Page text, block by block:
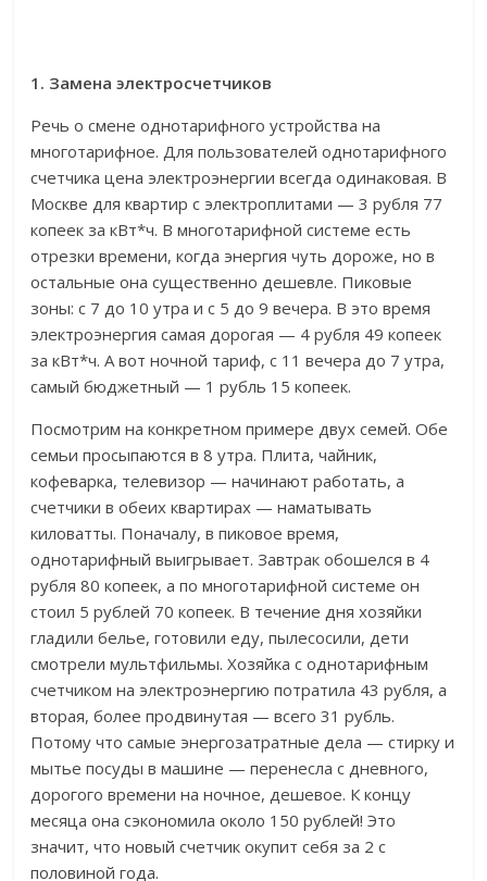
1. Замена электросчетчиков
Речь о смене однотарифного устройства на
многотарифное. Для пользователей однотарифного
счетчика цена электроэнергии всегда одинаковая. В
Москве для квартир с электроплитами — 3 рубля 77
копеек за кВт*ч. В многотарифной системе есть
отрезки времени, когда энергия чуть дороже, но в
остальные она существенно дешевле. Пиковые
зоны: с 7 до 10 утра и с 5 до 9 вечера. В это время
электроэнергия самая дорогая — 4 рубля 49 копеек
за кВт*ч. А вот ночной тариф, с 11 вечера до 7 утра,
самый бюджетный — 1 рубль 15 копеек.
Посмотрим на конкретном примере двух семей. Обе
семьи просыпаются в 8 утра. Плита, чайник,
кофеварка, телевизор — начинают работать, а
счетчики в обеих квартирах — наматывать
киловатты. Поначалу, в пиковое время,
однотарифный выигрывает. Завтрак обошелся в 4
рубля 80 копеек, а по многотарифной системе он
стоил 5 рублей 70 копеек. В течение дня хозяйки
гладили белье, готовили еду, пылесосили, дети
смотрели мультфильмы. Хозяйка с однотарифным
счетчиком на электроэнергию потратила 43 рубля, а
вторая, более продвинутая — всего 31 рубль.
Потому что самые энергозатратные дела — стирку и
мытье посуды в машине — перенесла с дневного,
дорогого времени на ночное, дешевое. К концу
месяца она сэкономила около 150 рублей! Это
значит, что новый счетчик окупит себя за 2 с
половиной года.